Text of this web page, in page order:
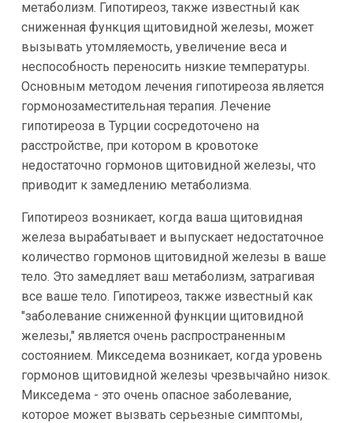
метаболизм. Гипотиреоз, также известный как
сниженная функция щитовидной железы, может
вызывать утомляемость, увеличение веса и
неспособность переносить низкие температуры.
Основным методом лечения гипотиреоза является
гормонозаместительная терапия. Лечение
гипотиреоза в Турции сосредоточено на
расстройстве, при котором в кровотоке
недостаточно гормонов щитовидной железы, что
приводит к замедлению метаболизма.
Гипотиреоз возникает, когда ваша щитовидная
железа вырабатывает и выпускает недостаточное
количество гормонов щитовидной железы в ваше
тело. Это замедляет ваш метаболизм, затрагивая
все ваше тело. Гипотиреоз, также известный как
"заболевание сниженной функции щитовидной
железы," является очень распространенным
состоянием. Микседема возникает, когда уровень
гормонов щитовидной железы чрезвычайно низок.
Микседема - это очень опасное заболевание,
которое может вызвать серьезные симптомы,